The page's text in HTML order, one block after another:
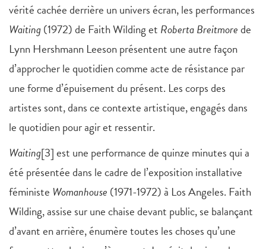
vérité cachée derrière un univers écran, les performances
Waiting(1972) de Faith Wilding et Roberta Breitmorede
Lynn Hershmann Leeson présentent une autre façon
d’approcher le quotidien comme acte de résistance par
une forme d’épuisement du présent. Les corps des
artistes sont, dans ce contexte artistique, engagés dans
le quotidien pour agir et ressentir.
Waiting[3] est une performance de quinze minutes qui a
été présentée dans le cadre de l’exposition installative
féministe Womanhouse (1971-1972) à Los Angeles. Faith
Wilding, assise sur une chaise devant public, se balançant
d’avant en arrière, énumère toutes les choses qu’une